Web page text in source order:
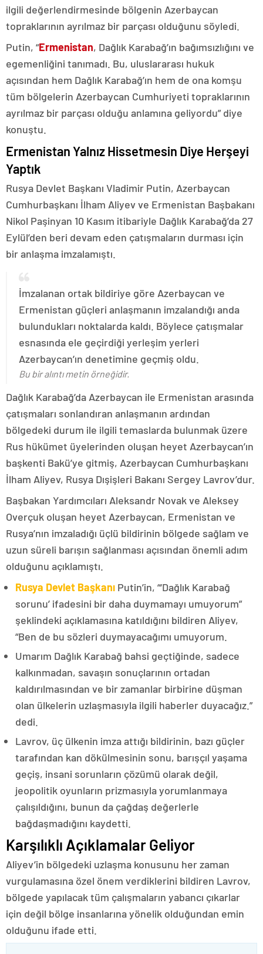
ilgili değerlendirmesinde bölgenin Azerbaycan
topraklarının ayrılmaz bir parçası olduğunu söyledi.
Putin, “Ermenistan, Dağlık Karabağ’ın bağımsızlığını ve
egemenliğini tanımadı. Bu, uluslararası hukuk
açısından hem Dağlık Karabağ’ın hem de ona komşu
tüm bölgelerin Azerbaycan Cumhuriyeti topraklarının
ayrılmaz bir parçası olduğu anlamına geliyordu” diye
konuştu.
Ermenistan Yalnız Hissetmesin Diye Herşeyi
Yaptık
Rusya Devlet Başkanı Vladimir Putin, Azerbaycan
Cumhurbaşkanı İlham Aliyev ve Ermenistan Başbakanı
Nikol Paşinyan 10 Kasım itibariyle Dağlık Karabağ’da 27
Eylül’den beri devam eden çatışmaların durması için
bir anlaşma imzalamıştı.
İmzalanan ortak bildiriye göre Azerbaycan ve
Ermenistan güçleri anlaşmanın imzalandığı anda
bulundukları noktalarda kaldı. Böylece çatışmalar
esnasında ele geçirdiği yerleşim yerleri
Azerbaycan’ın denetimine geçmiş oldu.
Bu bir alıntı metin örneğidir.
Dağlık Karabağ’da Azerbaycan ile Ermenistan arasında
çatışmaları sonlandıran anlaşmanın ardından
bölgedeki durum ile ilgili temaslarda bulunmak üzere
Rus hükümet üyelerinden oluşan heyet Azerbaycan’ın
başkenti Bakü’ye gitmiş, Azerbaycan Cumhurbaşkanı
İlham Aliyev, Rusya Dışişleri Bakanı Sergey Lavrov’dur.
Başbakan Yardımcıları Aleksandr Novak ve Aleksey
Overçuk oluşan heyet Azerbaycan, Ermenistan ve
Rusya’nın imzaladığı üçlü bildirinin bölgede sağlam ve
uzun süreli barışın sağlanması açısından önemli adım
olduğunu açıklamıştı.
Rusya Devlet Başkanı Putin’in, “‘Dağlık Karabağ
sorunu’ ifadesini bir daha duymamayı umuyorum”
şeklindeki açıklamasına katıldığını bildiren Aliyev,
“Ben de bu sözleri duymayacağımı umuyorum.
Umarım Dağlık Karabağ bahsi geçtiğinde, sadece
kalkınmadan, savaşın sonuçlarının ortadan
kaldırılmasından ve bir zamanlar birbirine düşman
olan ülkelerin uzlaşmasıyla ilgili haberler duyacağız.”
dedi.
Lavrov, üç ülkenin imza attığı bildirinin, bazı güçler
tarafından kan dökülmesinin sonu, barışçıl yaşama
geçiş, insani sorunların çözümü olarak değil,
jeopolitik oyunların prizmasıyla yorumlanmaya
çalışıldığını, bunun da çağdaş değerlerle
bağdaşmadığını kaydetti.
Karşılıklı Açıklamalar Geliyor
Aliyev’in bölgedeki uzlaşma konusunu her zaman
vurgulamasına özel önem verdiklerini bildiren Lavrov,
bölgede yapılacak tüm çalışmaların yabancı çıkarlar
için değil bölge insanlarına yönelik olduğundan emin
olduğunu ifade etti.